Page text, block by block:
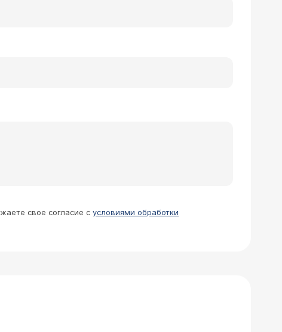
свое согласие сусловиями обработки